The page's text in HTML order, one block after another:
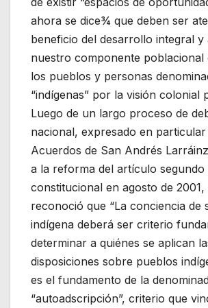
ahora se dice¾ que deben ser
beneficio del desarrollo integral y
nuestro componente poblacional
los pueblos y personas
“indígenas” por la visión colonial
Luego de un largo proceso de
nacional, expresado en
Acuerdos de San Andrés
a la reforma del artículo segundo
constitucional en agosto de 2001,
reconoció que “La conciencia de
indígena deberá ser criterio
determinar a quiénes se aplican
disposiciones sobre pueblos
es el fundamento de la
“autoadscripción”, criterio que